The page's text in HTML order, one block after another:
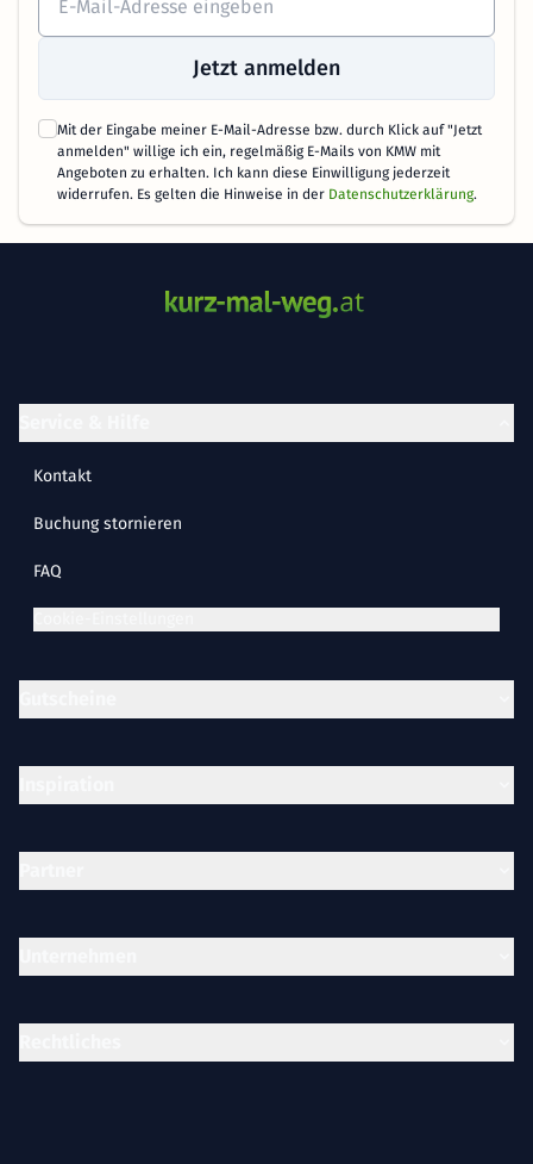
Jetzt anmelden
Mit der Eingabe meiner E-Mail-Adresse bzw. durch Klick auf "Jetzt
anmelden" willige ich ein, regelmäßig E-Mails von KMW mit
Angeboten zu erhalten. Ich kann diese Einwilligung jederzeit
widerrufen. Es gelten die Hinweise in der Datenschutzerklärung.
Kontakt
Buchung stornieren
FAQ